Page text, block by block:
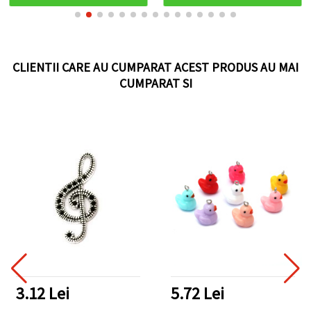
CLIENTII CARE AU CUMPARAT ACEST PRODUS AU MAI
CUMPARAT SI
5.72 Lei
PRODUSE
4.68 Lei